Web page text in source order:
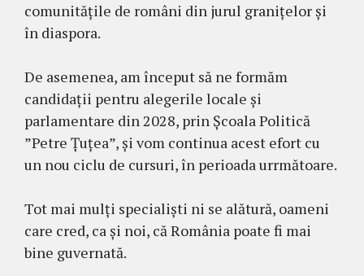
comunitățile de români din jurul granițelor și
în diaspora.
De asemenea, am început să ne formăm
candidații pentru alegerile locale și
parlamentare din 2028, prin Școala Politică
”Petre Țuțea”, și vom continua acest efort cu
un nou ciclu de cursuri, în perioada urrmătoare.
Tot mai mulți specialiști ni se alătură, oameni
care cred, ca și noi, că România poate fi mai
bine guvernată.